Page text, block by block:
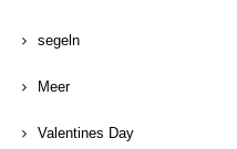
segeln
Meer
Valentines Day